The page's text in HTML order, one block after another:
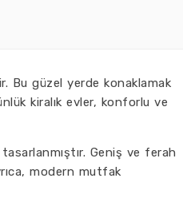
Bu güzel yerde konaklamak
kiralık evler, konforlu ve
Geniş ve ferah
modern mutfak